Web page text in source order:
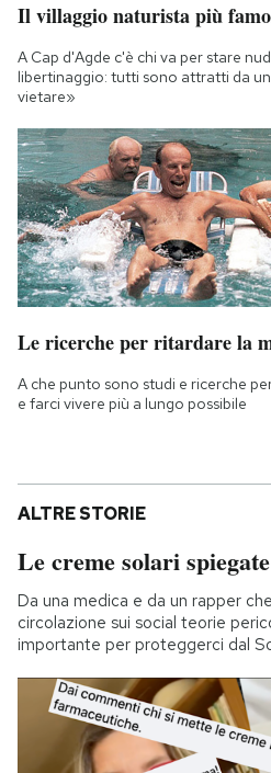
Il villaggio naturista più
A Cap d'Agde c'è chi va per stare
libertinaggio: tutti sono attratti da
vietare»
Le ricerche per ritardare la
A che punto sono studi e ricerche
e farci vivere più a lungo possibile
ALTRE STORIE
Le creme solari
Da una medica e da un rapper
circolazione sui social teorie
importante per proteggerci dal